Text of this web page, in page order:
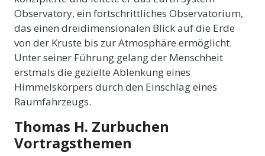
Observatory, ein fortschrittliches Observatorium,
das einen dreidimensionalen Blick auf die Erde
von der Kruste bis zur Atmosphäre ermöglicht.
Unter seiner Führung gelang der Menschheit
erstmals die gezielte Ablenkung eines
Himmelskörpers durch den Einschlag eines
Raumfahrzeugs.
Thomas H. Zurbuchen
Vortragsthemen